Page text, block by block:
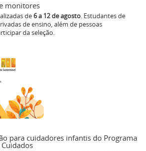
monitores
de6 a 12 de agosto. Estudantes de
de ensino, além de pessoas
da seleção.
para cuidadores infantis do Programa